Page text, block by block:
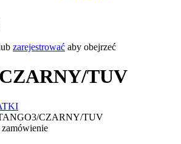
zarejestrować aby obejrzeć
TUV
CZARNY/TUV